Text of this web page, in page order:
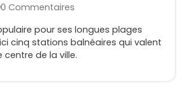
0 Commentaires
pour ses longues plages
cinq stations balnéaires qui valent
de la ville.